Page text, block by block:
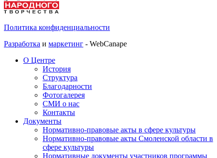
Политика конфиденциальности
Разработка и маркетинг - WebCanape
О Центре
История
Структура
Благодарности
Фотогалерея
СМИ о нас
Контакты
Документы
Нормативно-правовые акты в сфере культуры
Нормативно-правовые акты Смоленской области в
сфере культуры
Нормативные документы участников программы